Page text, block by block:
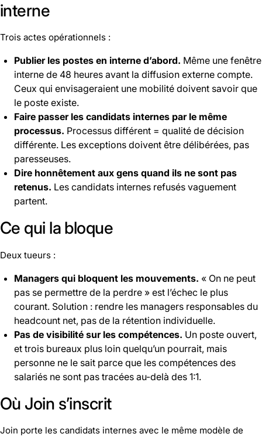
interne
Trois actes opérationnels :
Publier les postes en interne d’abord. Même une fenêtre
interne de 48 heures avant la diffusion externe compte.
Ceux qui envisageraient une mobilité doivent savoir que
le poste existe.
Faire passer les candidats internes par le même
processus. Processus différent = qualité de décision
différente. Les exceptions doivent être délibérées, pas
paresseuses.
Dire honnêtement aux gens quand ils ne sont pas
retenus. Les candidats internes refusés vaguement
partent.
Ce qui la bloque
Deux tueurs :
Managers qui bloquent les mouvements. « On ne peut
pas se permettre de la perdre » est l’échec le plus
courant. Solution : rendre les managers responsables du
headcount net, pas de la rétention individuelle.
Pas de visibilité sur les compétences. Un poste ouvert,
et trois bureaux plus loin quelqu’un pourrait, mais
personne ne le sait parce que les compétences des
salariés ne sont pas tracées au-delà des 1:1.
Où Join s’inscrit
Join porte les candidats internes avec le même modèle de